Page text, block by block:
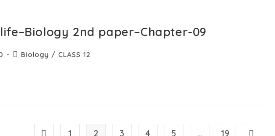
2nd paper–Chapter-09
Biology / CLASS 12
1 2 3 4 5 … 19